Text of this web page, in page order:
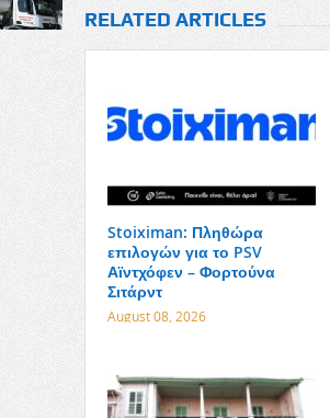
RELATED ARTICLES
Stoiximan: Πληθώρα
επιλογών για το PSV
Αϊντχόφεν – Φορτούνα
Σιτάρντ
August 08, 2026